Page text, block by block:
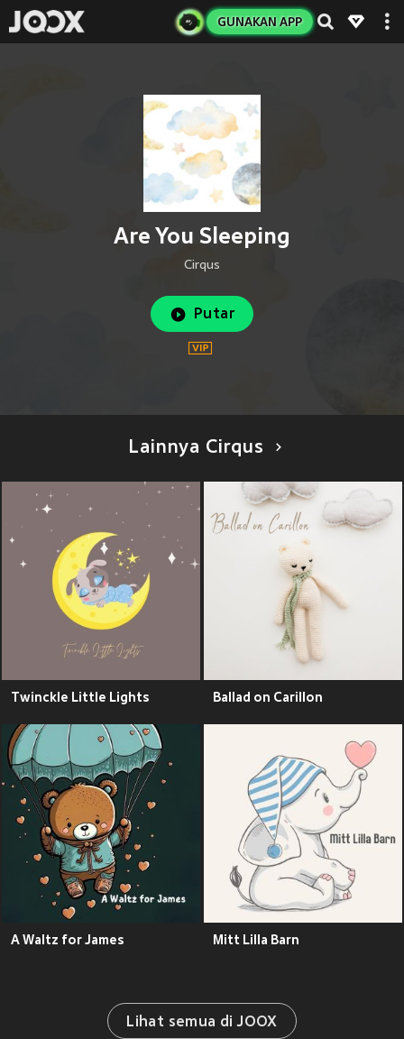
GUNAKAN APP
Are You Sleeping
Cirqus
Putar
Lainnya Cirqus
Twinckle Little Lights Ballad on Carillon
A Waltz for James Mitt Lilla Barn
Lihat semua di JOOX